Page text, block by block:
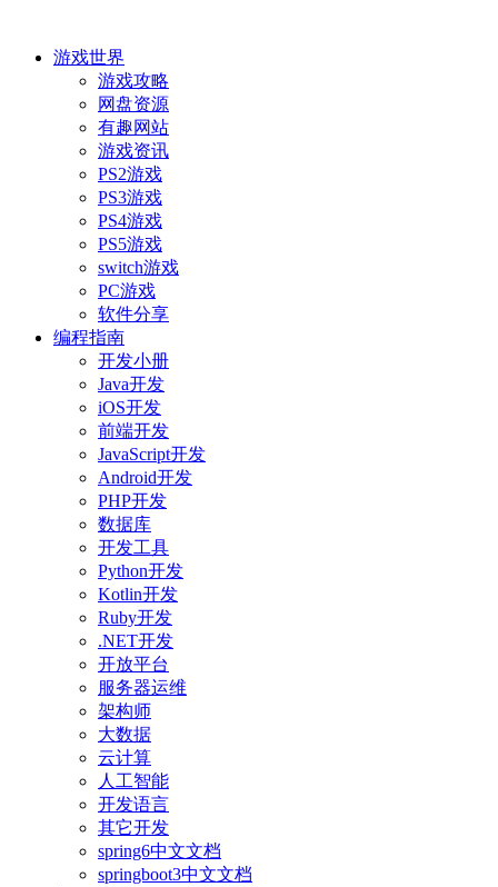
游戏世界
游戏攻略
网盘资源
有趣网站
游戏资讯
PS2游戏
PS3游戏
PS4游戏
PS5游戏
switch游戏
PC游戏
软件分享
编程指南
开发小册
Java开发
iOS开发
前端开发
JavaScript开发
Android开发
PHP开发
数据库
开发工具
Python开发
Kotlin开发
Ruby开发
.NET开发
开放平台
服务器运维
架构师
大数据
云计算
人工智能
开发语言
其它开发
spring6中文文档
springboot3中文文档